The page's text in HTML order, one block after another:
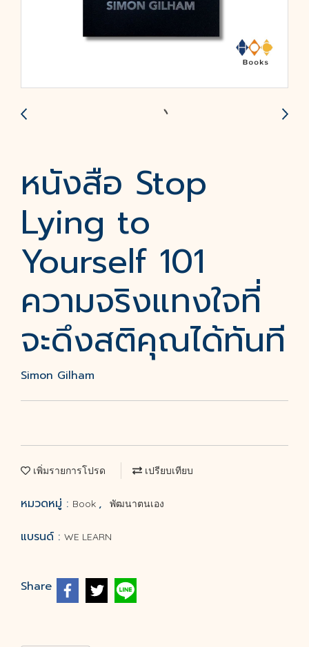
หนังสือ Stop
Lying to
Yourself 101
ความจริงแทงใจที่
จะดึงสติคุณได้ทันที
Simon Gilham
เพิ่มรายการโปรด เปรียบเทียบ
หมวดหมู่ : Book , พัฒนาตนเอง
แบรนด์ : WE LEARN
Share